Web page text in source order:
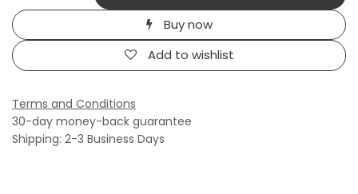
Buy now
Add to wishlist
Terms and Conditions
30-day money-back guarantee
Shipping: 2-3 Business Days